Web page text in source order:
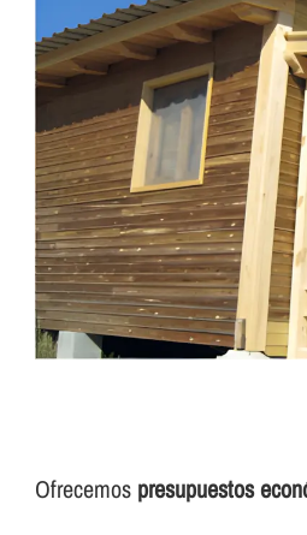
Ofrecemos presupuestos